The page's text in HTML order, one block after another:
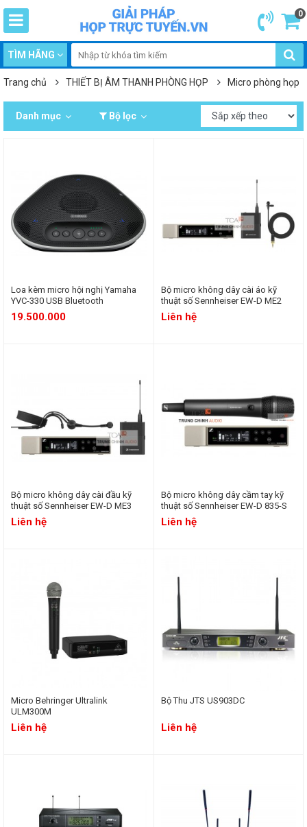
0
TÌM HÃNG
Trang chủ THIẾT BỊ ÂM THANH PHÒNG HỌP Micro phòng họp
Danh mục Bộ lọc
Loa kèm micro hội nghị Yamaha
YVC-330 USB Bluetooth
19.500.000
Bộ micro không dây cài áo kỹ
thuật số Sennheiser EW-D ME2
Liên hệ
Bộ micro không dây cài đầu kỹ
thuật số Sennheiser EW-D ME3
Liên hệ
Bộ micro không dây cầm tay kỹ
thuật số Sennheiser EW-D 835-S
Liên hệ
Micro Behringer Ultralink
ULM300M
Liên hệ
Bộ Thu JTS US903DC
Liên hệ